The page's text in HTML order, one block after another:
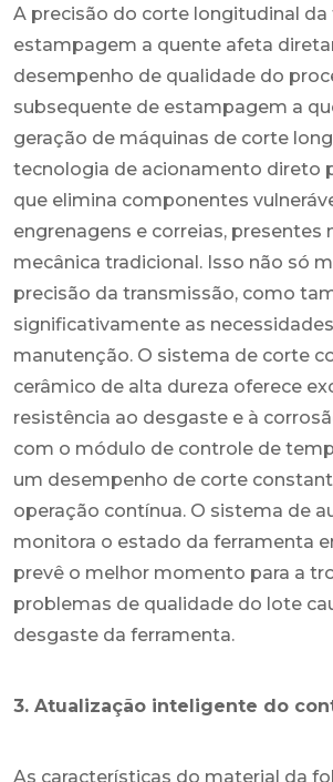
A precisão do corte longitudinal da
estampagem a quente afeta
desempenho de qualidade do
subsequente de estampagem a
geração de máquinas de corte
tecnologia de acionamento direto
que elimina componentes
engrenagens e correias, presentes
mecânica tradicional. Isso não só
precisão da transmissão, como
significativamente as
manutenção. O sistema de corte
cerâmico de alta dureza oferece
resistência ao desgaste e à
com o módulo de controle de
um desempenho de corte
operação contínua. O sistema de
monitora o estado da ferramenta
prevê o melhor momento para a
problemas de qualidade do lote
desgaste da ferramenta.
3. Atualização inteligente do
As características do material da